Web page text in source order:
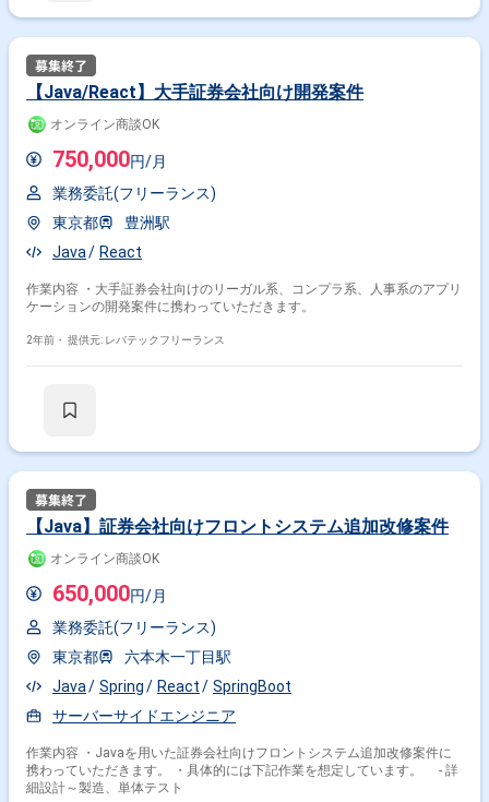
【Java/React】大手証券会社向け開発案件
オンライン商談OK
750,000円/月
業務委託(フリーランス)
東京都
豊洲駅
Java
React
作業内容 ・大手証券会社向けのリーガル系、コンプラ系、人事系のアプリ
ケーションの開発案件に携わっていただきます。
2年前・ 提供元: レバテックフリーランス
【Java】証券会社向けフロントシステム追加改修案件
オンライン商談OK
650,000円/月
業務委託(フリーランス)
東京都
六本木一丁目駅
Java
Spring React
SpringBoot
サーバーサイドエンジニア
作業内容 ・Javaを用いた証券会社向けフロントシステム追加改修案件に
携わっていただきます。 ・具体的には下記作業を想定しています。 - 詳
細設計～製造、単体テスト